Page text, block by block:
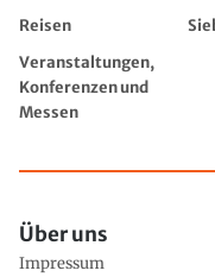
Reisen
Veranstaltungen,
Konferenzen und
Messen
Über uns
Impressum